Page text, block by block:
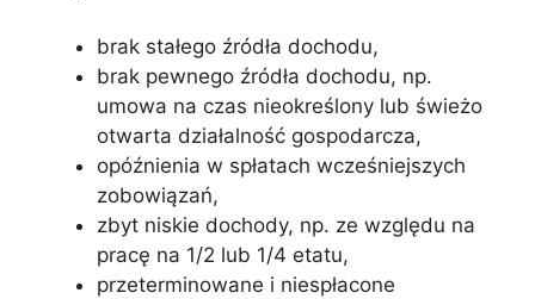
brak stałego źródła dochodu,
brak pewnego źródła dochodu, np.
umowa na czas nieokreślony lub świeżo
otwarta działalność gospodarcza,
opóźnienia w spłatach wcześniejszych
zobowiązań,
zbyt niskie dochody, np. ze względu na
pracę na 1/2 lub 1/4 etatu,
przeterminowane i niespłacone